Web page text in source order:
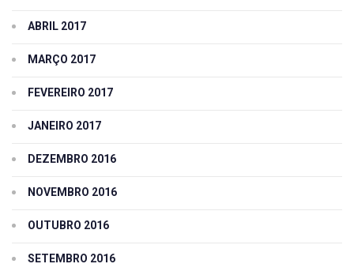
ABRIL 2017
MARÇO 2017
FEVEREIRO 2017
JANEIRO 2017
DEZEMBRO 2016
NOVEMBRO 2016
OUTUBRO 2016
SETEMBRO 2016